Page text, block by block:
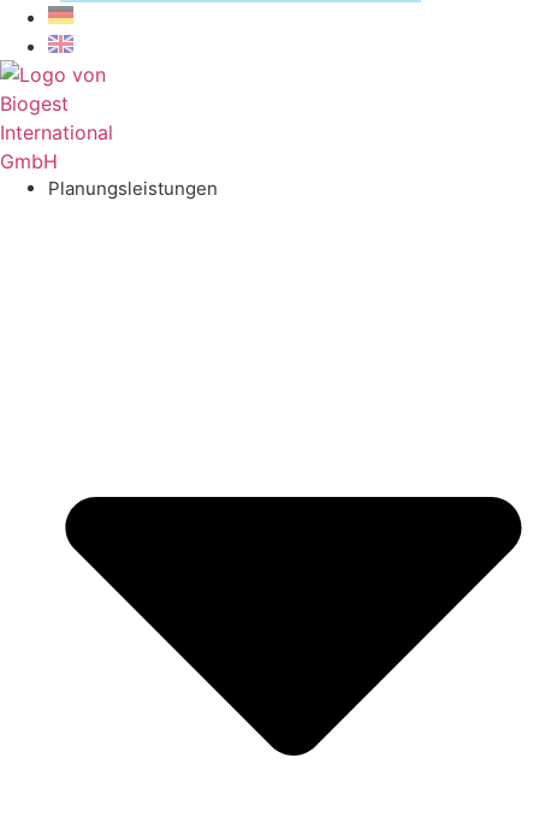
Planungsleistungen